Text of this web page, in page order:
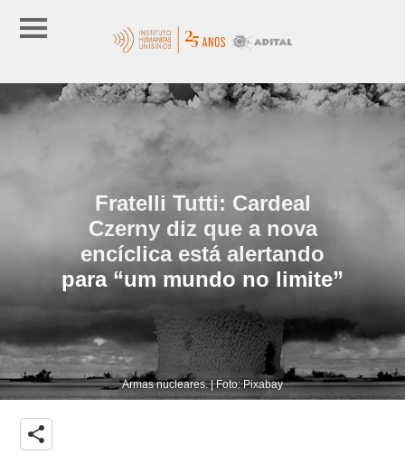
Fratelli Tutti: Cardeal
Czerny diz que a nova
encíclica está alertando
para “um mundo no limite”
Armas nucleares. | Foto: Pixabay
share